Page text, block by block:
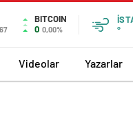
BITCOIN
0 0,00%
°
Videolar Yazarlar